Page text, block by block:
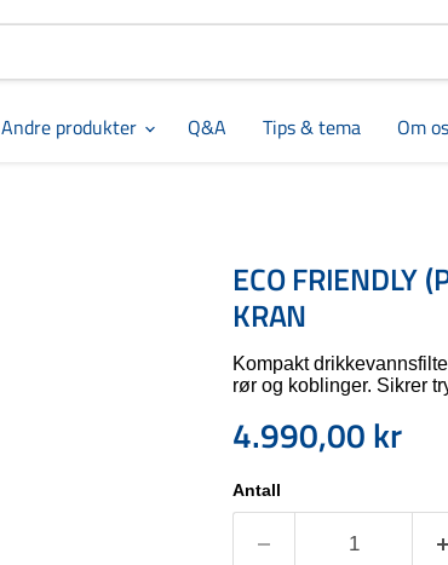
Andre produkter Q&A Tips & tema Om
ECO FRIENDLY
KRAN
Kompakt
rør og koblinger. Sikrer
Nåværende pris
4.990,00 kr
Antall